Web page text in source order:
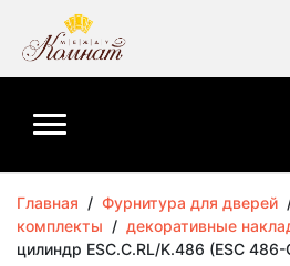
Главная / Фурнитура для дверей
комплекты / декоративные
цилиндр ESC.C.RL/K.486 (ESC